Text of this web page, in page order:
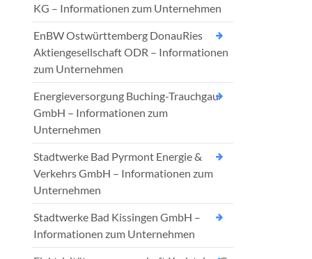
KG – Informationen zum Unternehmen
EnBW Ostwürttemberg DonauRies
Aktiengesellschaft ODR – Informationen
zum Unternehmen
Energieversorgung Buching-Trauchgau
GmbH – Informationen zum
Unternehmen
Stadtwerke Bad Pyrmont Energie &
Verkehrs GmbH – Informationen zum
Unternehmen
Stadtwerke Bad Kissingen GmbH –
Informationen zum Unternehmen